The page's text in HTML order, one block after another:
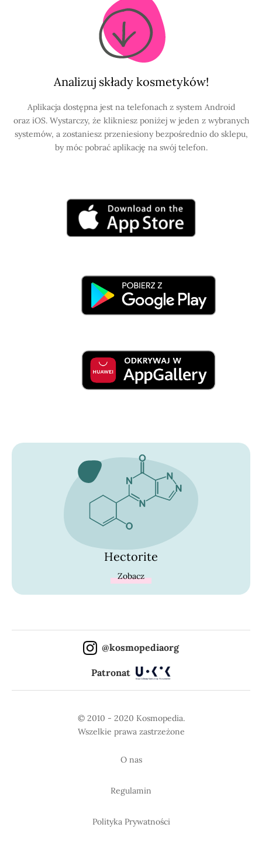
Analizuj składy kosmetyków!
Aplikacja dostępna jest na telefonach z system Android
oraz iOS. Wystarczy, że klikniesz poniżej w jeden z wybranych
systemów, a zostaniesz przeniesiony bezpośrednio do sklepu,
by móc pobrać aplikację na swój telefon.
Hectorite
Zobacz
@kosmopediaorg
Patronat
© 2010 - 2020 Kosmopedia.
Wszelkie prawa zastrzeżone
O nas
Regulamin
Polityka Prywatności